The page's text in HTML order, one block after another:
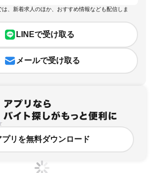
は、新着求人のほか、おすすめ情報なども配信しま
LINEで受け取る
メールで受け取る
プリを無料ダウンロード